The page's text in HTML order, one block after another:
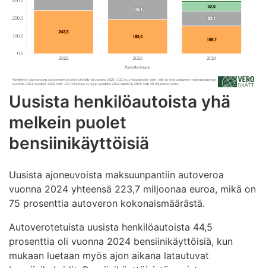
Uusista henkilöautoista yhä
melkein puolet
bensiinikäyttöisiä
Uusista ajoneuvoista maksuunpantiin autoveroa
vuonna 2024 yhteensä 223,7 miljoonaa euroa, mikä on
75 prosenttia autoveron kokonaismäärästä.
Autoverotetuista uusista henkilöautoista 44,5
prosenttia oli vuonna 2024 bensiinikäyttöisiä, kun
mukaan luetaan myös ajon aikana latautuvat